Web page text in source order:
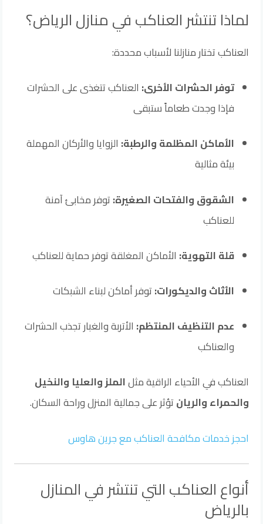
لماذا تنتشر العناكب في منازل الرياض؟
العناكب تختار منازلنا لأسباب محددة:
توفر الحشرات الأخرى: العناكب تتغذى على الحشرات
فإذا وجدت طعاماً ستبقى
الأماكن المظلمة والرطبة: الزوايا والأركان المهملة
بيئة مثالية
الشقوق والفتحات الصغيرة:توفر مخابئ آمنة
للعناكب
قلة التهوية: الأماكن المغلقة توفر حماية للعناكب
الأثاث والديكورات:توفر أماكن لبناء الشبكات
عدم التنظيف المنتظم: الأتربة والغبار تجذب الحشرات
والعناكب
العناكب في الأحياء الراقية مثلالملز والعليا والنخيل
والحمراء والريانتؤثر على جمالية المنزل وراحة السكان.
احجز خدمات مكافحة العناكب مع جرين هاوس
أنواع العناكب التي تنتشر في المنازل
بالرياض